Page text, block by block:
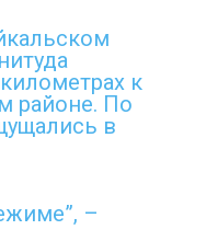
к
районе. По
в
–